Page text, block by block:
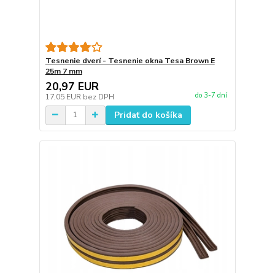
Tesnenie dverí - Tesnenie okna Tesa Brown E
25m 7 mm
20,97 EUR
17,05 EUR bez DPH do 3-7 dní
Pridať do košíka